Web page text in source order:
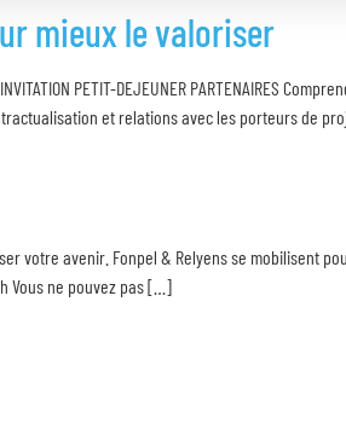
mieux le valoriser
PETIT-DEJEUNER PARTENAIRES
et relations avec les porteurs de
votre avenir. Fonpel & Relyens se mobilisent
Vous ne pouvez pas […]